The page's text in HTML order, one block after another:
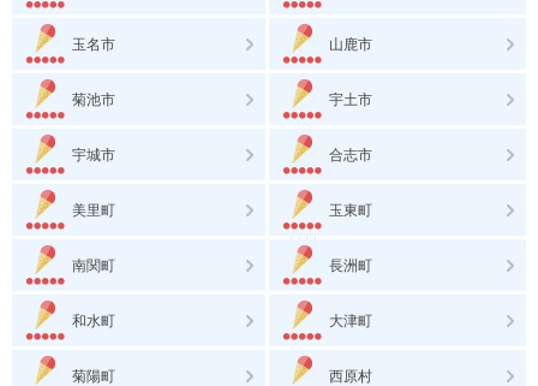
玉名市 山鹿市
菊池市 宇土市
宇城市 合志市
美里町 玉東町
南関町 長洲町
和水町 大津町
菊陽町 西原村